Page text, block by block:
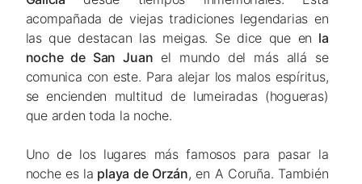
acompañada de viejas tradiciones legendarias en
las que destacan las meigas. Se dice que en la
noche de San Juan el mundo del más allá se
comunica con este. Para alejar los malos espíritus,
se encienden multitud de lumeiradas(hogueras)
que arden toda la noche.
Uno de los lugares más famosos para pasar la
noche es la playa de Orzán, en A Coruña. También